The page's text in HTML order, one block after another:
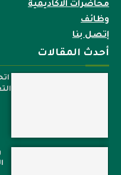
محاضرات الاكاديمية
وظائف
إتصل بنا
أحدث المقالات